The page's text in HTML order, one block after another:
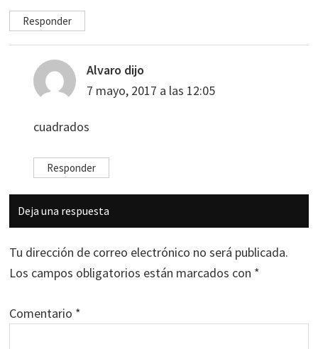
Responder
Alvaro dijo
7 mayo, 2017 a las 12:05
cuadrados
Responder
Deja una respuesta
Tu dirección de correo electrónico no será publicada.
Los campos obligatorios están marcados con *
Comentario *